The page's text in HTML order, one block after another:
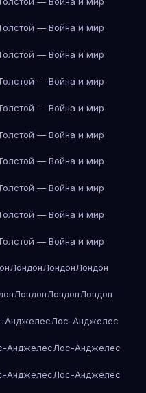
— Война и мир
— Война и мир
— Война и мир
— Война и мир
— Война и мир
— Война и мир
— Война и мир
— Война и мир
— Война и мир
ЛондонЛондонЛондон
ЛондонЛондонЛондон
АнджелесЛос-Анджелес
АнджелесЛос-Анджелес
АнджелесЛос-Анджелес